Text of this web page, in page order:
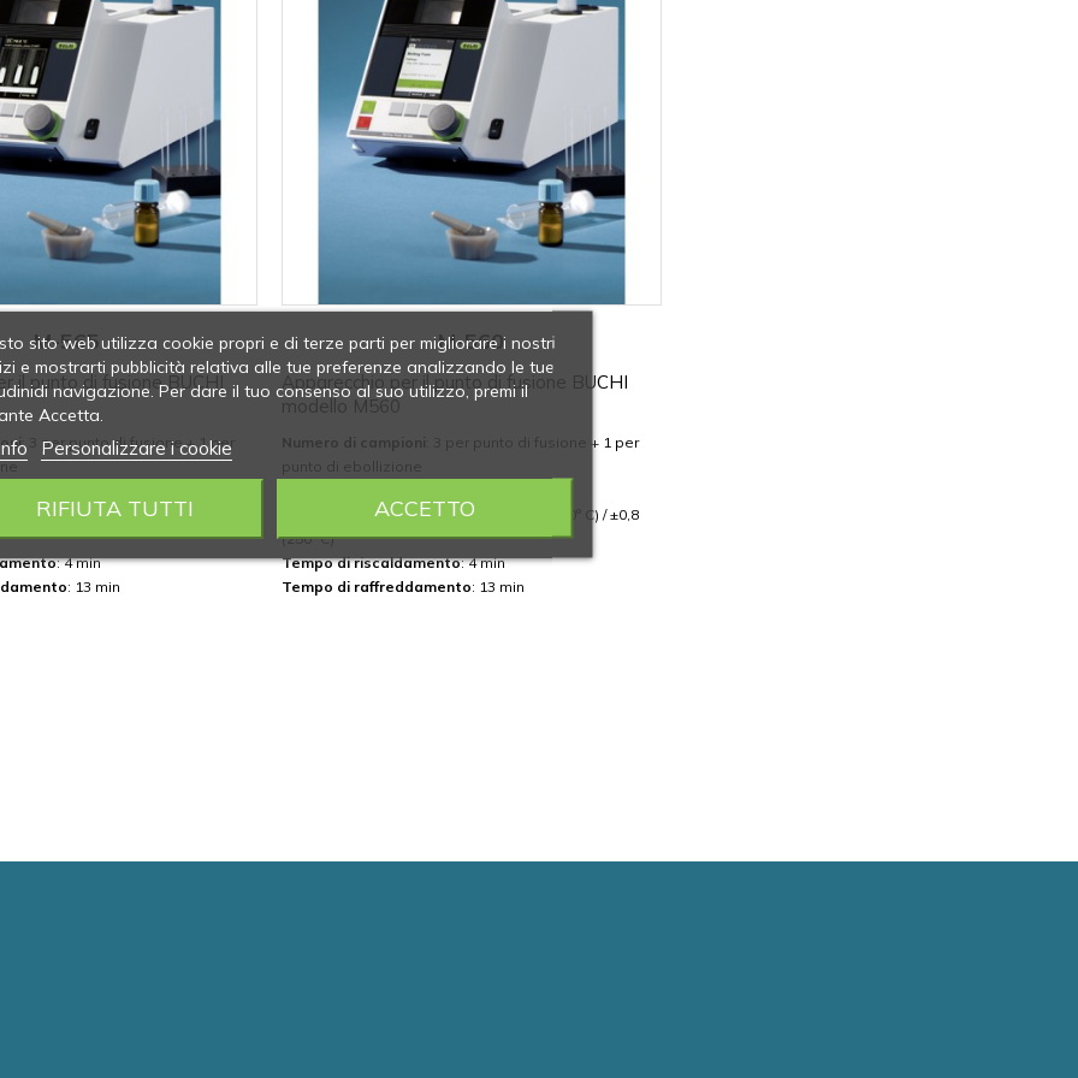
M-565
il punto di fusione BUCHI
: 3 per punto di fusione + 1 per
(° C)
(100° C) / ±0,5 (100÷250° C) / ±0,8
: 4 min
: 13 min
M-560
Apparecchio per il punto di fusione BUCHI
modello M560
Numero di campioni : 3 per punto di fusione + 1 per
punto di ebollizione
Accuratezza: ±0,3 (100° C) / ±0,5 (100÷250° C) / ±0,8
(250° C)
Tempo di riscaldamento: 4 min
Tempo di raffreddamento: 13 min
sito web utilizza cookie propri e di terze parti per migliorare i nostri
e mostrarti pubblicità relativa alle tue preferenze analizzando le tue
navigazione. Per dare il tuo consenso al suo utilizzo, premi il
Accetta.
Personalizzare i cookie
RIFIUTA TUTTI ACCETTO